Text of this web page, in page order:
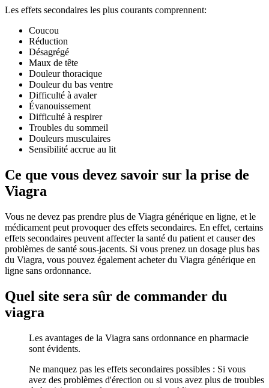
Les effets secondaires les plus courants comprennent:
Coucou
Réduction
Désagrégé
Maux de tête
Douleur thoracique
Douleur du bas ventre
Difficulté à avaler
Évanouissement
Difficulté à respirer
Troubles du sommeil
Douleurs musculaires
Sensibilité accrue au lit
Ce que vous devez savoir sur la prise de
Viagra
Vous ne devez pas prendre plus de Viagra générique en ligne, et le
médicament peut provoquer des effets secondaires. En effet, certains
effets secondaires peuvent affecter la santé du patient et causer des
problèmes de santé sous-jacents. Si vous prenez un dosage plus bas
du Viagra, vous pouvez également acheter du Viagra générique en
ligne sans ordonnance.
Quel site sera sûr de commander du
viagra
Les avantages de la Viagra sans ordonnance en pharmacie
sont évidents.
Ne manquez pas les effets secondaires possibles : Si vous
avez des problèmes d'érection ou si vous avez plus de troubles